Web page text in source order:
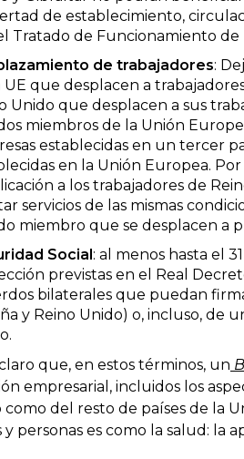
de establecimiento,
Tratado de Funcionamiento de
de trabajadores:
UE que desplacen a
Unido que desplacen a sus
miembros de la Unión
establecidas en un tercer
en la Unión Europea.
a los trabajadores de
servicios de las mismas
miembro que se desplacen a
Social : al menos hasta el
previstas en el Real
bilaterales que puedan
y Reino Unido) o, incluso, de
que, en estos términos, un
empresarial, incluidos los
como del resto de países de la
y personas es como la salud: la